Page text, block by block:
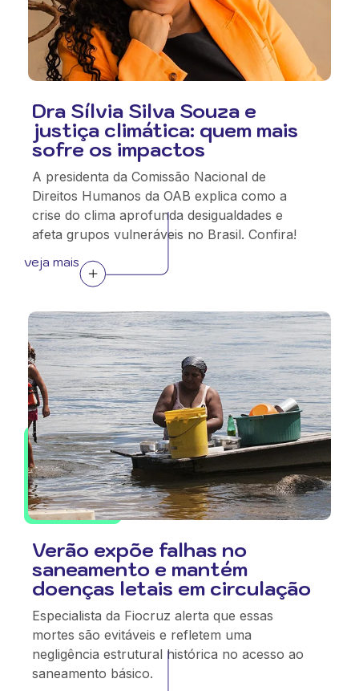
Dra Sílvia Silva Souza e
justiça climática: quem mais
sofre os impactos
A presidenta da Comissão Nacional de
Direitos Humanos da OAB explica como a
crise do clima aprofunda desigualdades e
afeta grupos vulneráveis no Brasil. Confira!
veja mais
Verão expõe falhas no
saneamento e mantém
doenças letais em circulação
Especialista da Fiocruz alerta que essas
mortes são evitáveis e refletem uma
negligência estrutural histórica no acesso ao
saneamento básico.